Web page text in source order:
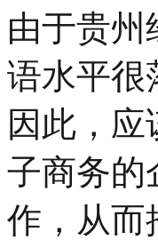
由于贵州
语水平很
因此，
子商务的
作，从而